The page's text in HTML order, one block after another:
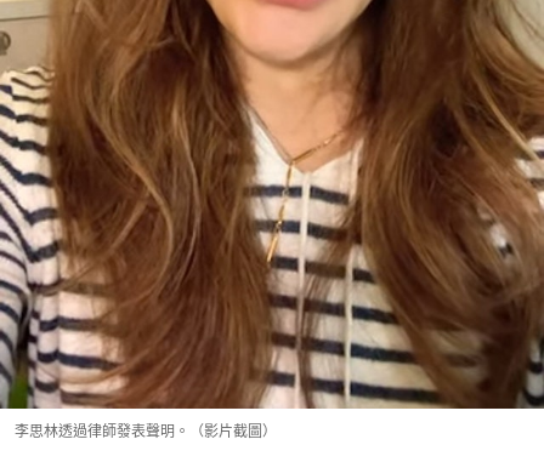
李思林透過律師發表聲明。（影片截圖）